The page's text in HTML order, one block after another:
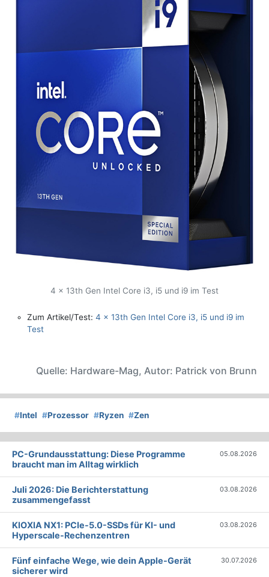
4 x 13th Gen Intel Core i3, i5 und i9 im Test
Zum Artikel/Test: 4 x 13th Gen Intel Core i3, i5 und i9 im
Test
Quelle: Hardware-Mag, Autor: Patrick von Brunn
#Intel #Prozessor #Ryzen #Zen
PC-Grundausstattung: Diese Programme
braucht man im Alltag wirklich
05.08.2026
Juli 2026: Die Bericht­erstattung
zusammengefasst
03.08.2026
KIOXIA NX1: PCIe-5.0-SSDs für KI- und
Hyperscale-Rechenzentren
03.08.2026
Fünf einfache Wege, wie dein Apple-Gerät
sicherer wird
30.07.2026